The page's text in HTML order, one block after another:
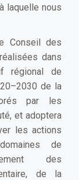
laquelle nous
Conseil des
dans
régional de
de la
par les
et adoptera
les actions
de
des
de la